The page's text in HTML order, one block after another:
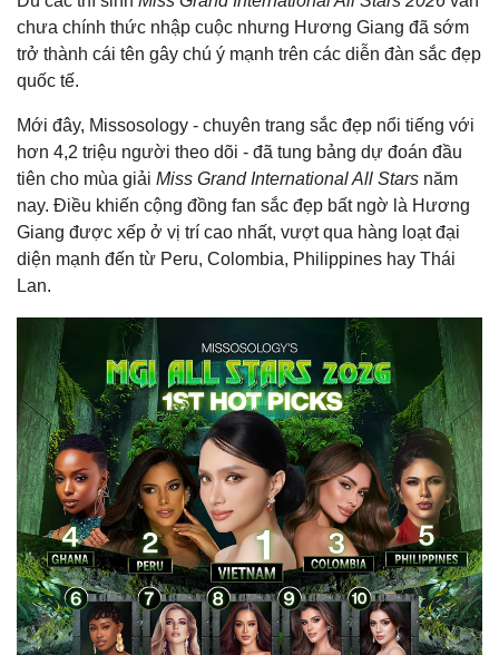
chưa chính thức nhập cuộc nhưng Hương Giang đã sớm
trở thành cái tên gây chú ý mạnh trên các diễn đàn sắc đẹp
quốc tế.
Mới đây, Missosology - chuyên trang sắc đẹp nổi tiếng với
hơn 4,2 triệu người theo dõi - đã tung bảng dự đoán đầu
tiên cho mùa giải Miss Grand International All Stars năm
nay. Điều khiến cộng đồng fan sắc đẹp bất ngờ là Hương
Giang được xếp ở vị trí cao nhất, vượt qua hàng loạt đại
diện mạnh đến từ Peru, Colombia, Philippines hay Thái
Lan.